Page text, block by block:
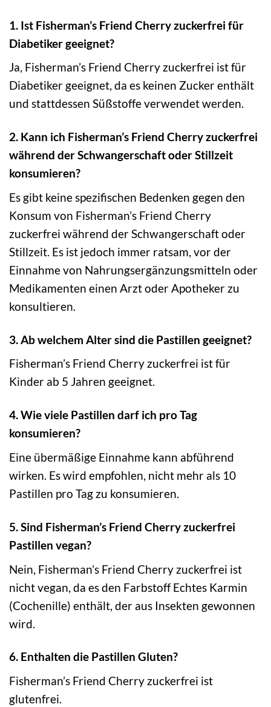
1. Ist Fisherman’s Friend Cherry zuckerfrei für
Diabetiker geeignet?
Ja, Fisherman’s Friend Cherry zuckerfrei ist für
Diabetiker geeignet, da es keinen Zucker enthält
und stattdessen Süßstoffe verwendet werden.
2. Kann ich Fisherman’s Friend Cherry zuckerfrei
während der Schwangerschaft oder Stillzeit
konsumieren?
Es gibt keine spezifischen Bedenken gegen den
Konsum von Fisherman’s Friend Cherry
zuckerfrei während der Schwangerschaft oder
Stillzeit. Es ist jedoch immer ratsam, vor der
Einnahme von Nahrungsergänzungsmitteln oder
Medikamenten einen Arzt oder Apotheker zu
konsultieren.
3. Ab welchem Alter sind die Pastillen geeignet?
Fisherman’s Friend Cherry zuckerfrei ist für
Kinder ab 5 Jahren geeignet.
4. Wie viele Pastillen darf ich pro Tag
konsumieren?
Eine übermäßige Einnahme kann abführend
wirken. Es wird empfohlen, nicht mehr als 10
Pastillen pro Tag zu konsumieren.
5. Sind Fisherman’s Friend Cherry zuckerfrei
Pastillen vegan?
Nein, Fisherman’s Friend Cherry zuckerfrei ist
nicht vegan, da es den Farbstoff Echtes Karmin
(Cochenille) enthält, der aus Insekten gewonnen
wird.
6. Enthalten die Pastillen Gluten?
Fisherman’s Friend Cherry zuckerfrei ist
glutenfrei.